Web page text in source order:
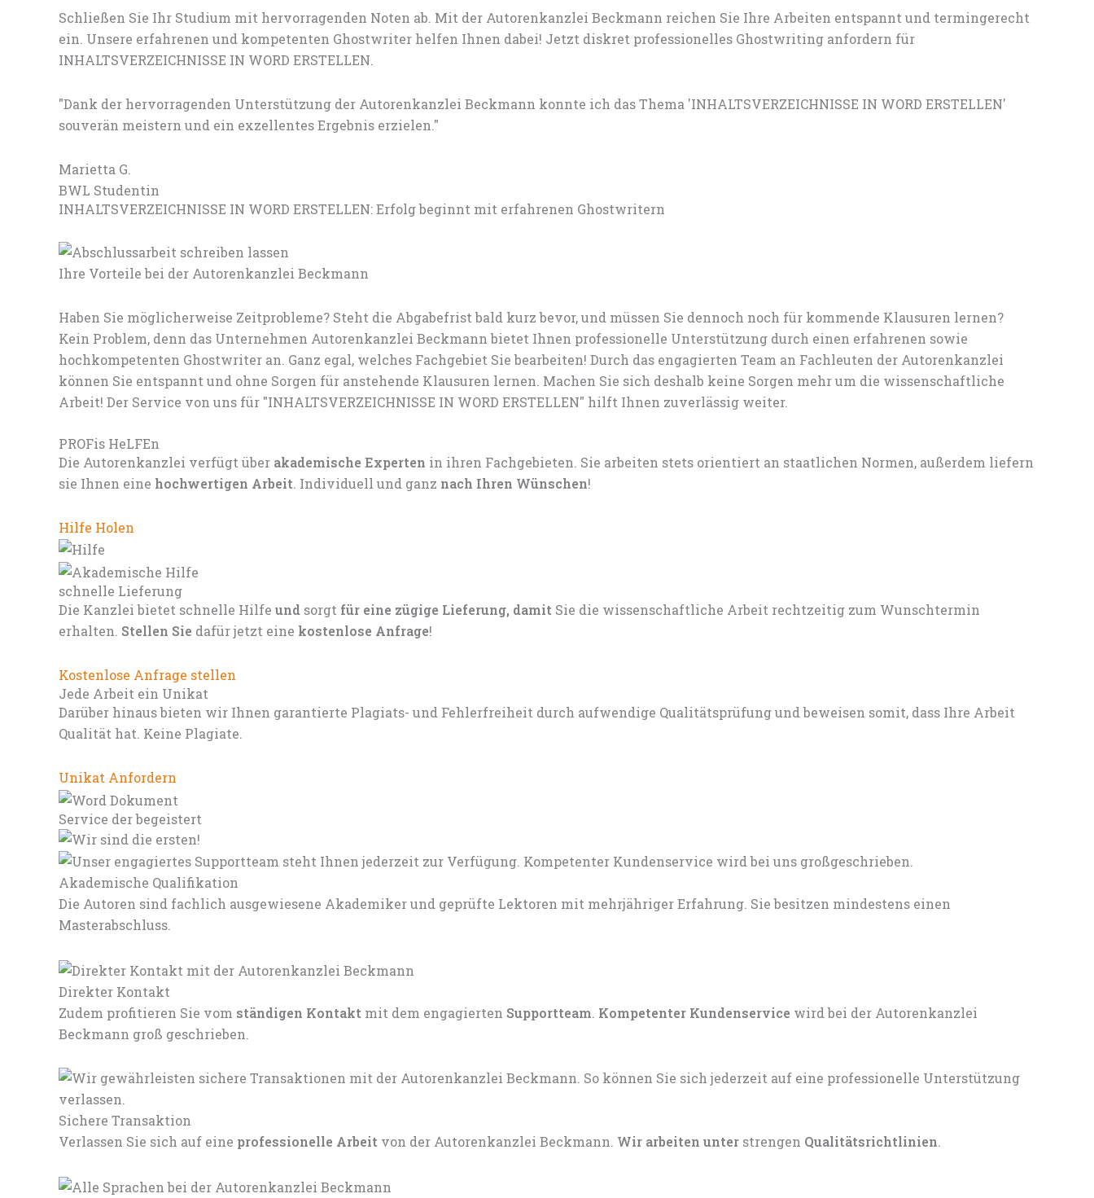
Schließen Sie Ihr Studium mit hervorragenden Noten ab. Mit der Autorenkanzlei Beckmann reichen Sie Ihre Arbeiten entspannt und termingerecht
ein. Unsere erfahrenen und kompetenten Ghostwriter helfen Ihnen dabei! Jetzt diskret professionelles Ghostwriting anfordern für
INHALTSVERZEICHNISSE IN WORD ERSTELLEN.
"Dank der hervorragenden Unterstützung der Autorenkanzlei Beckmann konnte ich das Thema 'INHALTSVERZEICHNISSE IN WORD ERSTELLEN'
souverän meistern und ein exzellentes Ergebnis erzielen."
Marietta G.
BWL Studentin
INHALTSVERZEICHNISSE IN WORD ERSTELLEN: Erfolg beginnt mit erfahrenen Ghostwritern
Ihre Vorteile bei der Autorenkanzlei Beckmann
Haben Sie möglicherweise Zeitprobleme? Steht die Abgabefrist bald kurz bevor, und müssen Sie dennoch noch für kommende Klausuren lernen?
Kein Problem, denn das Unternehmen Autorenkanzlei Beckmann bietet Ihnen professionelle Unterstützung durch einen erfahrenen sowie
hochkompetenten Ghostwriter an. Ganz egal, welches Fachgebiet Sie bearbeiten! Durch das engagierten Team an Fachleuten der Autorenkanzlei
können Sie entspannt und ohne Sorgen für anstehende Klausuren lernen. Machen Sie sich deshalb keine Sorgen mehr um die wissenschaftliche
Arbeit! Der Service von uns für "INHALTSVERZEICHNISSE IN WORD ERSTELLEN" hilft Ihnen zuverlässig weiter.
PROFis HeLFEn
Die Autorenkanzlei verfügt über akademische Experten in ihren Fachgebieten. Sie arbeiten stets orientiert an staatlichen Normen, außerdem liefern
sie Ihnen eine hochwertigen Arbeit. Individuell und ganz nach Ihren Wünschen!
Hilfe Holen
schnelle Lieferung
Die Kanzlei bietet schnelle Hilfe und sorgt für eine zügige Lieferung, damit Sie die wissenschaftliche Arbeit rechtzeitig zum Wunschtermin
erhalten. Stellen Sie dafür jetzt eine kostenlose Anfrage!
Kostenlose Anfrage stellen
Jede Arbeit ein Unikat
Darüber hinaus bieten wir Ihnen garantierte Plagiats- und Fehlerfreiheit durch aufwendige Qualitätsprüfung und beweisen somit, dass Ihre Arbeit
Qualität hat. Keine Plagiate.
Unikat Anfordern
Service der begeistert
Akademische Qualifikation
Die Autoren sind fachlich ausgewiesene Akademiker und geprüfte Lektoren mit mehrjähriger Erfahrung. Sie besitzen mindestens einen
Masterabschluss.
Direkter Kontakt
Zudem profitieren Sie vom ständigen Kontakt mit dem engagierten Supportteam. Kompetenter Kundenservice wird bei der Autorenkanzlei
Beckmann groß geschrieben.
Sichere Transaktion
Verlassen Sie sich auf eine professionelle Arbeit von der Autorenkanzlei Beckmann. Wir arbeiten unter strengen Qualitätsrichtlinien.